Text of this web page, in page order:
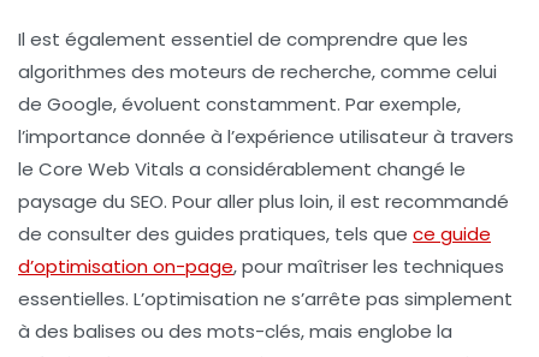
Il est également essentiel de comprendre que les
algorithmes des moteurs de recherche, comme celui
de Google, évoluent constamment. Par exemple,
l’importance donnée à l’expérience utilisateur à travers
le Core Web Vitals a considérablement changé le
paysage du SEO. Pour aller plus loin, il est recommandé
de consulter des guides pratiques, tels que ce guide
d’optimisation on-page, pour maîtriser les techniques
essentielles. L’optimisation ne s’arrête pas simplement
à des balises ou des mots-clés, mais englobe la